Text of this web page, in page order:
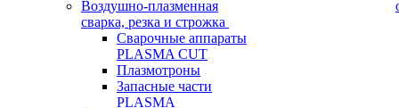
Воздушно-плазменная
сварка, резка и строжка
Сварочные аппараты
PLASMA CUT
Плазмотроны
Запасные части
PLASMA